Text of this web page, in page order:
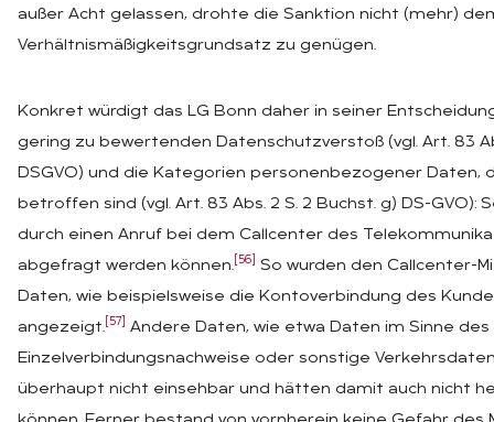
außer Acht gelassen, drohte die Sanktion nicht (mehr)
Verhältnismäßigkeitsgrundsatz zu genügen.
Konkret würdigt das LG Bonn daher in seiner
gering zu bewertenden Datenschutzverstoß (vgl. Art. 83
DSGVO) und die Kategorien personenbezogener Daten,
betroffen sind (vgl. Art. 83 Abs. 2 S. 2 Buchst. g) DS-GVO):
durch einen Anruf bei dem Callcenter des
abgefragt werden können. [56]
So wurden den Callcenter-
Daten, wie beispielsweise die Kontoverbindung des
angezeigt. [57]
Andere Daten, wie etwa Daten im Sinne des
Einzelverbindungsnachweise oder sonstige
überhaupt nicht einsehbar und hätten damit auch nicht